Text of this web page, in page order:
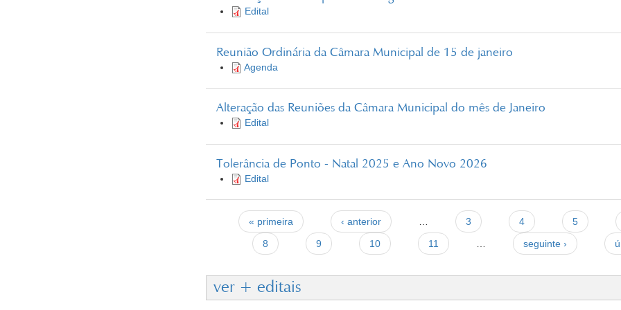
Edital
Reunião Ordinária da Câmara Municipal de 15 de janeiro
Agenda
Alteração das Reuniões da Câmara Municipal do mês de Janeiro
Edital
Tolerância de Ponto - Natal 2025 e Ano Novo 2026
Edital
Páginas« primeira ‹ anterior 3 4 5
8
9 10 11 seguinte ›
ver + editais